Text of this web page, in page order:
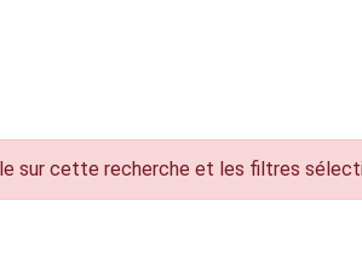
sur cette recherche et les filtres